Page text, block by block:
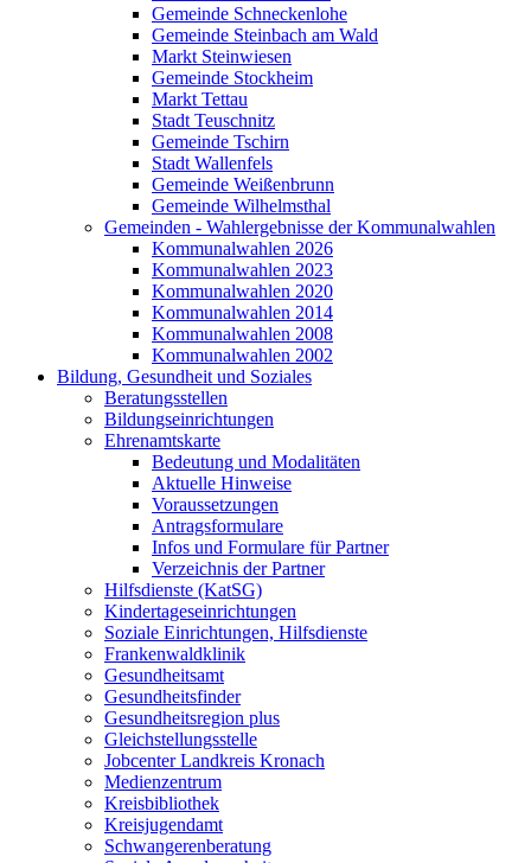
Gemeinde Schneckenlohe
Gemeinde Steinbach am Wald
Markt Steinwiesen
Gemeinde Stockheim
Markt Tettau
Stadt Teuschnitz
Gemeinde Tschirn
Stadt Wallenfels
Gemeinde Weißenbrunn
Gemeinde Wilhelmsthal
Gemeinden - Wahlergebnisse der Kommunalwahlen
Kommunalwahlen 2026
Kommunalwahlen 2023
Kommunalwahlen 2020
Kommunalwahlen 2014
Kommunalwahlen 2008
Kommunalwahlen 2002
Bildung, Gesundheit und Soziales
Beratungsstellen
Bildungseinrichtungen
Ehrenamtskarte
Bedeutung und Modalitäten
Aktuelle Hinweise
Voraussetzungen
Antragsformulare
Infos und Formulare für Partner
Verzeichnis der Partner
Hilfsdienste (KatSG)
Kindertageseinrichtungen
Soziale Einrichtungen, Hilfsdienste
Frankenwaldklinik
Gesundheitsamt
Gesundheitsfinder
Gesundheitsregion plus
Gleichstellungsstelle
Jobcenter Landkreis Kronach
Medienzentrum
Kreisbibliothek
Kreisjugendamt
Schwangerenberatung